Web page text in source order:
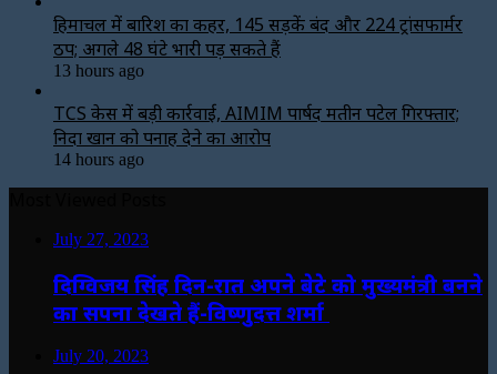
हिमाचल में बारिश का कहर, 145 सड़कें बंद और 224 ट्रांसफार्मर
ठप; अगले 48 घंटे भारी पड़ सकते हैं
13 hours ago
TCS केस में बड़ी कार्रवाई, AIMIM पार्षद मतीन पटेल गिरफ्तार;
निदा खान को पनाह देने का आरोप
14 hours ago
July 27, 2023
दिग्विजय सिंह दिन-रात अपने बेटे को मुख्यमंत्री बनने
का सपना देखते हैं-विष्णुदत्त शर्मा
July 20, 2023